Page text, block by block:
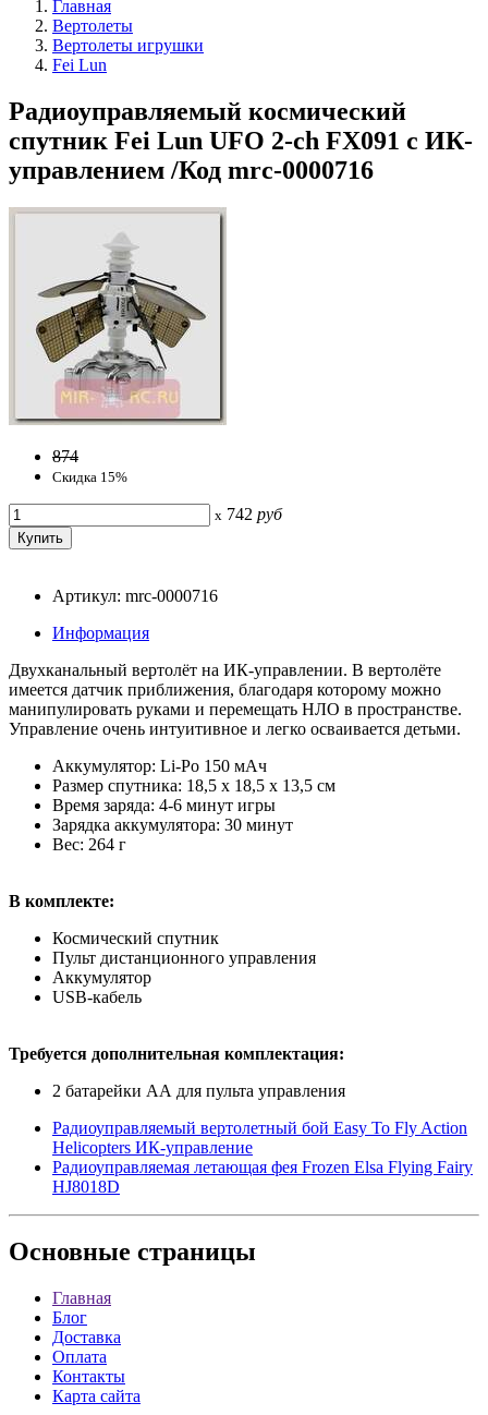
Главная
Вертолеты
Вертолеты игрушки
Fei Lun
Радиоуправляемый космический
спутник Fei Lun UFO 2-ch FX091 с ИК-
управлением /Код mrc-0000716
874
Скидка 15%
x 742 руб
Артикул: mrc-0000716
Информация
Двухканальный вертолёт на ИК-управлении. В вертолёте
имеется датчик приближения, благодаря которому можно
манипулировать руками и перемещать НЛО в пространстве.
Управление очень интуитивное и легко осваивается детьми.
Аккумулятор: Li-Po 150 мАч
Размер спутника: 18,5 х 18,5 х 13,5 см
Время заряда: 4-6 минут игры
Зарядка аккумулятора: 30 минут
Вес: 264 г
В комплекте:
Космический спутник
Пульт дистанционного управления
Аккумулятор
USB-кабель
Требуется дополнительная комплектация:
2 батарейки АА для пульта управления
Радиоуправляемый вертолетный бой Easy To Fly Action
Helicopters ИК-управление
Радиоуправляемая летающая фея Frozen Elsa Flying Fairy
HJ8018D
Основные страницы
Главная
Блог
Доставка
Оплата
Контакты
Карта сайта